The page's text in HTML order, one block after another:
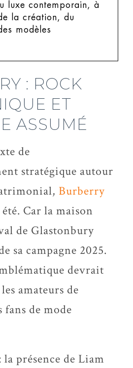
luxe contemporain, à
la création, du
modèles
: ROCK
ET
ASSUMÉ
de
stratégique autour
Burberry
Car la maison
de Glastonbury
sa campagne 2025.
ématique devrait
amateurs de
de mode
la présence de Liam